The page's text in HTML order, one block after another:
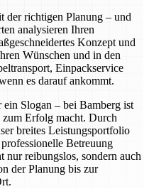
der richtigen Planung – und
analysieren Ihren
Konzept und
Wünschen und in den
Einpackservice
es darauf ankommt.
Slogan – bei Bamberg ist
Erfolg macht. Durch
breites Leistungsportfolio
Betreuung
reibungslos, sondern auch
der Planung bis zur